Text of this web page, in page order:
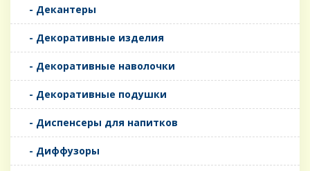
- Декантеры
- Декоративные изделия
- Декоративные наволочки
- Декоративные подушки
- Диспенсеры для напитков
- Диффузоры